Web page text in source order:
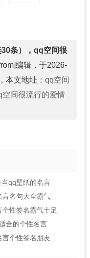
条），qq空间很
编辑，于2026-
本文地址： qq空间
间很流行的爱情
当qq壁纸的名言
言名句大全霸气
个性签名霸气十足
合的个性名言
言个性签名朋友